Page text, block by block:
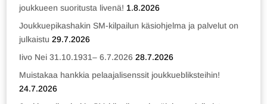
joukkueen suoritusta livenä! 1.8.2026
Joukkuepikashakin SM-kilpailun käsiohjelma ja palvelut on
julkaistu 29.7.2026
Iivo Nei 31.10.1931– 6.7.2026 28.7.2026
Muistakaa hankkia pelaajalisenssit joukkuebliksteihin!
24.7.2026